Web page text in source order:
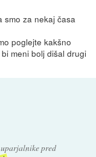
smo za nekaj časa
poglejte kakšno
meni bolj dišal drugi
pred